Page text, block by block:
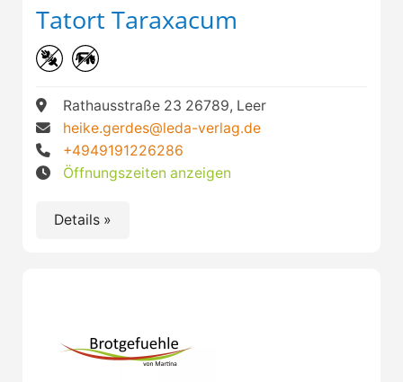
Tatort Taraxacum
Rathausstraße 23 26789, Leer
heike.gerdes@leda-verlag.de
+4949191226286
Öffnungszeiten anzeigen
Details »